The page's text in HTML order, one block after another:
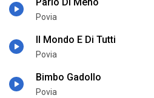
Povia
Il Mondo E Di Tutti
Povia
Bimbo Gadollo
Povia